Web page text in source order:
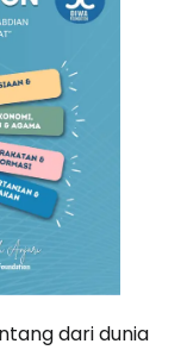
dari dunia